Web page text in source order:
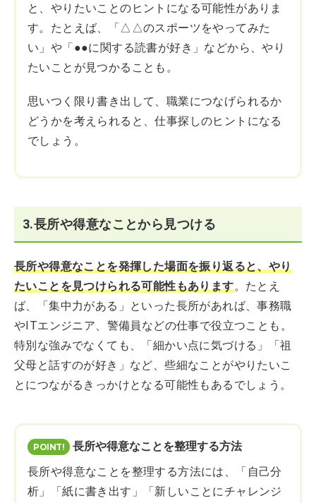
と、やりたいことのヒントになる可能性がありま
す。たとえば、「△△のスポーツをやってみた
い」や「●●に関する読書が好き」などから、やり
たいことが見つかることも。
思いつく限り書き出して、職業につなげられるか
どうかを考えられると、仕事探しのヒントになる
でしょう。
3.長所や得意なことから見つける
長所や得意なことを発揮した場面を振り返ると、やり
たいことを見つけられる可能性もあります。たとえ
ば、「集中力がある」といった長所があれば、事務職
やITエンジニア、警備員などの仕事で役立つことも。
特別な強みでなくても、「細かい点に気づける」「祖
父母と話すのが好き」など、些細なことがやりたいこ
とにつながるきっかけとなる可能性もあるでしょう。
長所や得意なことを整理する方法
長所や得意なことを整理する方法には、「自己分
析」「紙に書き出す」「新しいことにチャレンジ